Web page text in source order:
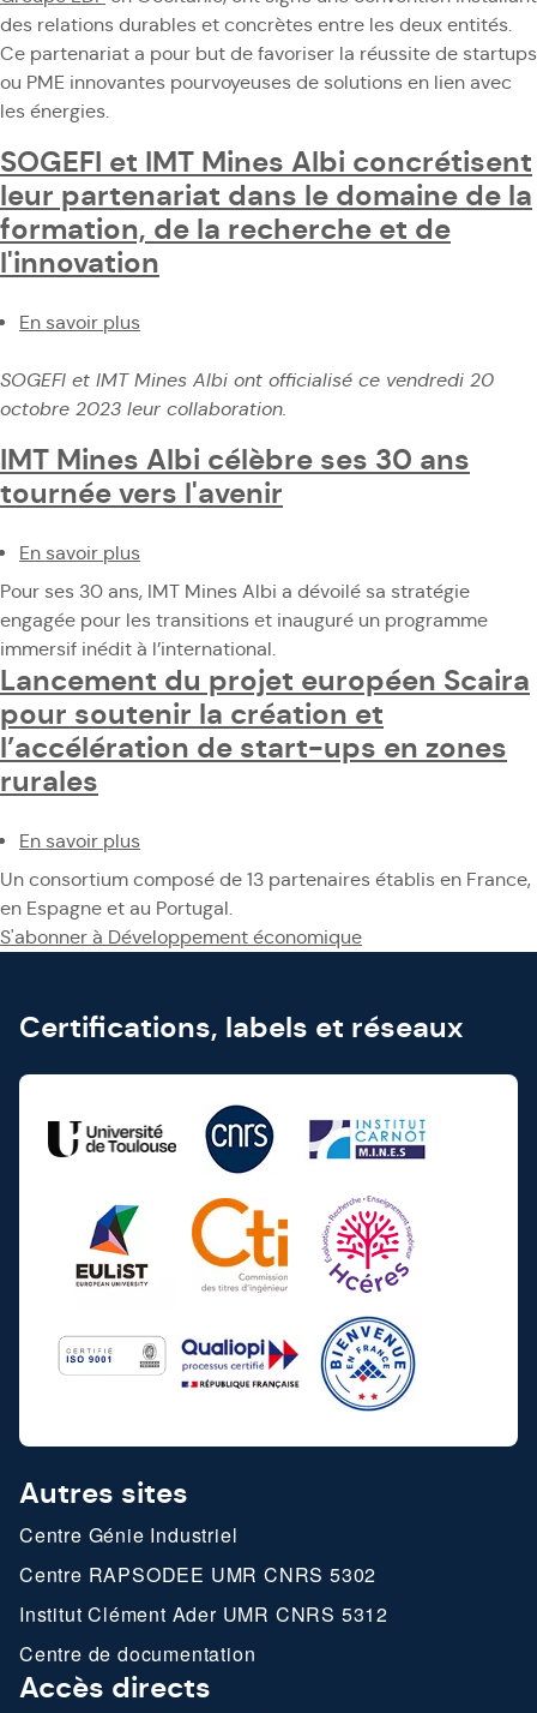
pédagogie
et
de
EDF
consolident
leur
faveur
de
l'Open
Innovation
des relations durables et concrètes entre les deux entités.
Ce partenariat a pour but de favoriser la réussite de startups
ou PME innovantes pourvoyeuses de solutions en lien avec
les énergies.
SOGEFI et IMT Mines Albi concrétisent
leur partenariat dans le domaine de la
formation, de la recherche et de
l'innovation
En savoir plus
et
IMT
Albi
concrétisent
dans
domaine
de
la
formation,
de
l'innovation
SOGEFI et IMT Mines Albi ont officialisé ce vendredi 20
octobre 2023 leur collaboration.
IMT Mines Albi célèbre ses 30 ans
tournée vers l'avenir
En savoir plus
IMT
Mines
Albi
célèbre
ses
30
ans
Pour ses 30 ans, IMT Mines Albi a dévoilé sa stratégie
engagée pour les transitions et inauguré un programme
immersif inédit à l’international.
Lancement du projet européen Scaira
pour soutenir la création et
l’accélération de start-ups en zones
rurales
En savoir plus
Lancement
du
projet
européen
pour
soutenir
la
et
l’accélération
en
rurales
Un consortium composé de 13 partenaires établis en France,
en Espagne et au Portugal.
S'abonner à Développement économique
Certifications, labels et réseaux
Autres sites
Centre Génie Industriel
Centre RAPSODEE UMR CNRS 5302
Institut Clément Ader UMR CNRS 5312
Centre de documentation
Accès directs